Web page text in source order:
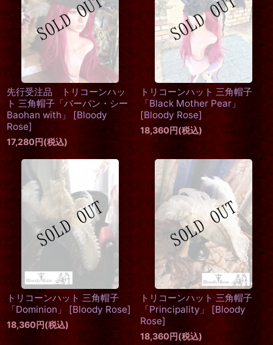
先行受注品 トリコーンハッ
ト 三角帽子「バーバン・シー
Baohan with」
[Bloody
Rose]
17,280円(税込)
トリコーンハット 三角帽子
「Black Mother Pear」
[Bloody Rose]
18,360円(税込)
トリコーンハット 三角帽子
「Dominion」
[Bloody Rose]
18,360円(税込)
トリコーンハット 三角帽子
「Principality」
[Bloody
Rose]
18,360円(税込)